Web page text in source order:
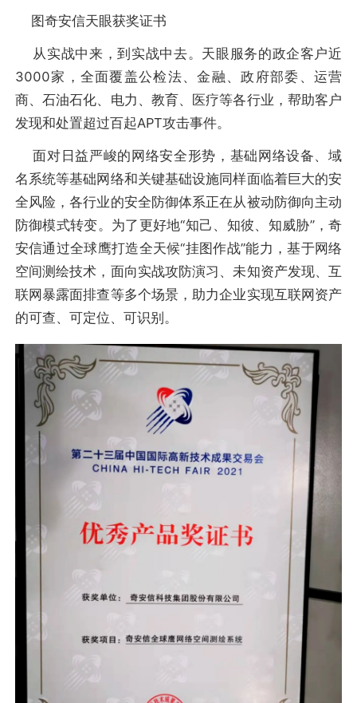
图奇安信天眼获奖证书
从实战中来，到实战中去。天眼服务的政企客户近
3000家，全面覆盖公检法、金融、政府部委、运营
商、石油石化、电力、教育、医疗等各行业，帮助客户
发现和处置超过百起APT攻击事件。
面对日益严峻的网络安全形势，基础网络设备、域
名系统等基础网络和关键基础设施同样面临着巨大的安
全风险，各行业的安全防御体系正在从被动防御向主动
防御模式转变。为了更好地“知己、知彼、知威胁”，奇
安信通过全球鹰打造全天候“挂图作战”能力，基于网络
空间测绘技术，面向实战攻防演习、未知资产发现、互
联网暴露面排查等多个场景，助力企业实现互联网资产
的可查、可定位、可识别。